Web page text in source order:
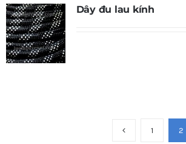
Dây đu lau kính
1 2